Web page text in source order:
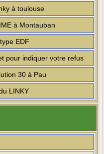
à toulouse
à Montauban
EDF
pour indiquer votre refus
30 à Pau
LINKY